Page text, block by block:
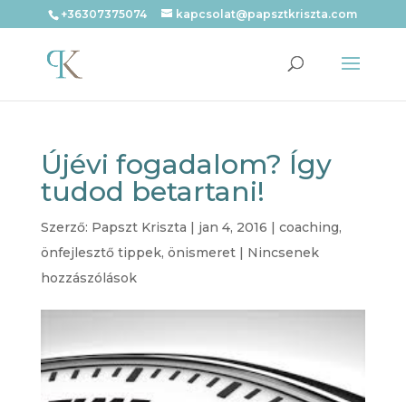
+36307375074 kapcsolat@papsztkriszta.com
Újévi fogadalom? Így
tudod betartani!
Szerző: Papszt Kriszta | jan 4, 2016 | coaching,
önfejlesztő tippek, önismeret| Nincsenek
hozzászólások